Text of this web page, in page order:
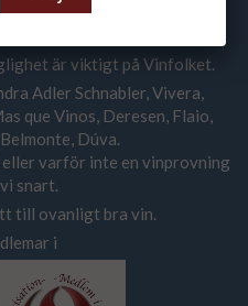
att skapa sin vinstil med
är viktigt på Vinfolket.
Adler Schnabler, Vivera,
que Vinos, Deresen, Flaio,
Dúva.
varför inte en vinprovning
snart.
till ovanligt bra vin.
i